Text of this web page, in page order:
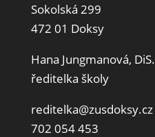
Sokolská 299
472 01 Doksy
Hana Jungmanová, DiS.
ředitelka školy
reditelka@zusdoksy.cz
702 054 453